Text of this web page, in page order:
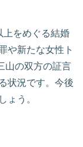
上をめぐる結婚
や新たな女性ト
山の双方の証言
状況です。今後
ょう。